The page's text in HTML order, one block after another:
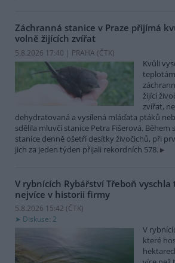
Záchranná stanice v Praze přijímá
volně žijících zvířat
5.8.2026 17:40 | PRAHA (ČTK)
Kvůli
žijící
zvířat,
dehydratovaná a vysílená mláďata ptáků
sdělila mluvčí stanice Petra Fišerová. Během
stanice denně ošetří desítky živočichů, při
jich za jeden týden přijali rekordních 578.
V rybnících Rybářství Třeboň
nejvíce v historii firmy
5.8.2026 15:42 (ČTK)
Diskuse: 2
V
které